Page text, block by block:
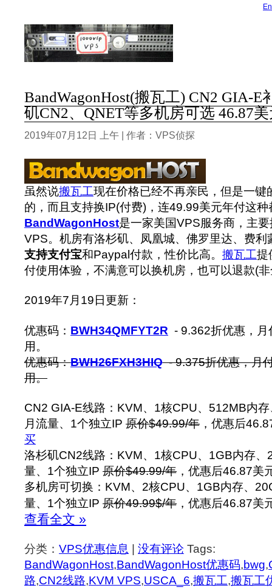
BandWagonHost(搬瓦工) CN2 GIA-
矶CN2、QNET等多机房可选 46.87
2019年07月12日 上午 | 作者：VPS侦探
虽然说搬瓦工现在价格已经不再亲民，但是一键
的，而且支持换IP(付费)，连49.99美元年付这
BandWagonHost是一家美国VPS服务商，主
VPS。机房有洛杉矶、凤凰城、佛罗里达、费利
支持支付宝和Paypal付款，性价比高。 搬瓦工提
付使用体验，不满意可以换机房，也可以退款(
2019年7月19日更新：
优惠码： BWH34QMFYT2R - 9.362折优惠，
用。
优惠码：BWH26FXH3HIQ- 9.375折优惠，月
用。
CN2 GIA-E线路：KVM、1核CPU、512MB内
月流量、1个独立IP 原价$49.99/年 ，优惠后
买
洛杉矶CN2线路：KVM、1核CPU、1GB内存
量、1个独立IP 原价$49.99/年 ，优惠后46.87美
多机房可切换：KVM、2核CPU、1GB内存、
量、1个独立IP 原价49.99$/年 ，优惠后46.87美
查看全文 »
分类： VPS优惠信息 没有评论 Tags:
BandWagonHost,BandWagonHost优惠码,bwg,
路,CN2线路,KVM VPS,USCA_6,搬瓦工,搬瓦工